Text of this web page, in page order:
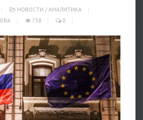
НОВОСТИ / АНАЛИТИКА
738 0